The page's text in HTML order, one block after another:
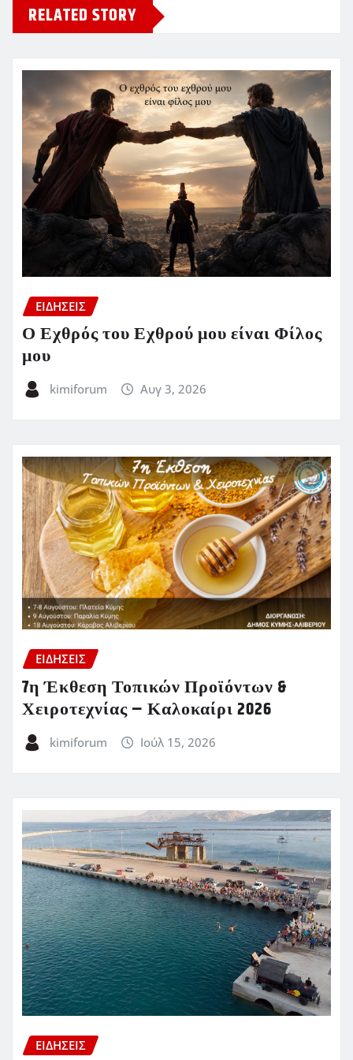
RELATED STORY
ΕΙΔΗΣΕΙΣ
Ο Εχθρός του Εχθρού μου είναι Φίλος
μου
kimiforum Αυγ 3, 2026
ΕΙΔΗΣΕΙΣ
7η Έκθεση Τοπικών Προϊόντων &
Χειροτεχνίας – Καλοκαίρι 2026
kimiforum Ιούλ 15, 2026
ΕΙΔΗΣΕΙΣ